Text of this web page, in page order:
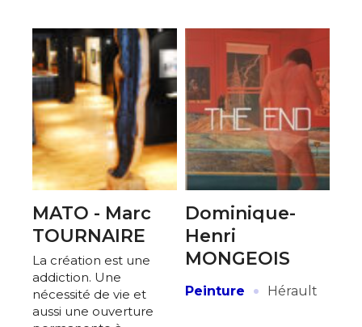
MATO - Marc
TOURNAIRE
La création est une
addiction. Une
nécessité de vie et
aussi une ouverture
Dominique-
Henri
MONGEOIS
Peinture · Hérault